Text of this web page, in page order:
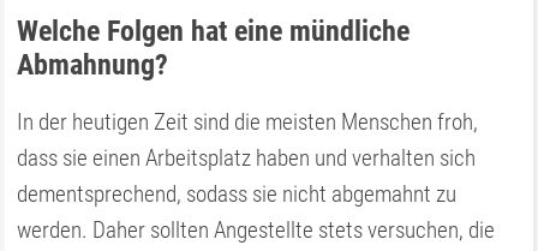
Welche Folgen hat eine mündliche
Abmahnung?
In der heutigen Zeit sind die meisten Menschen froh,
dass sie einen Arbeitsplatz haben und verhalten sich
dementsprechend, sodass sie nicht abgemahnt zu
werden. Daher sollten Angestellte stets versuchen, die